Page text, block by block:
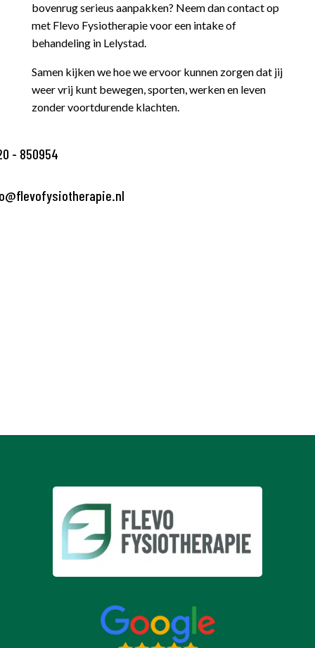
bovenrug serieus aanpakken? Neem dan contact op
met Flevo Fysiotherapie voor een intake of
behandeling in Lelystad.
Samen kijken we hoe we ervoor kunnen zorgen dat jij
weer vrij kunt bewegen, sporten, werken en leven
zonder voortdurende klachten.
- 850954